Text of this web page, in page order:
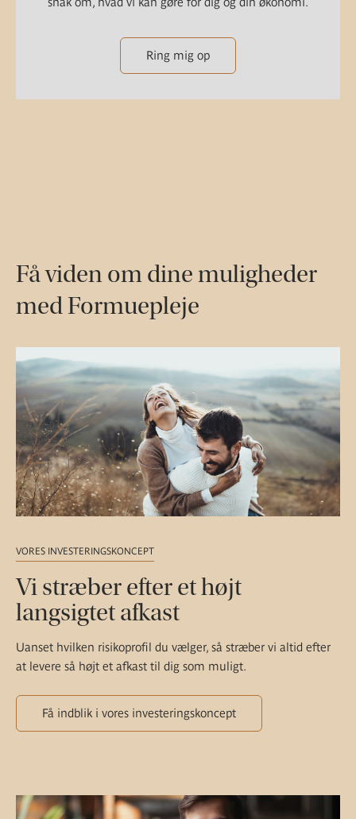
Ring mig op
Få viden om dine muligheder
med Formuepleje
VORES INVESTERINGSKONCEPT
Vi stræber efter et højt
langsigtet afkast
Uanset hvilken risikoprofil du vælger, så stræber vi altid efter
at levere så højt et afkast til dig som muligt.
Få indblik i vores investeringskoncept